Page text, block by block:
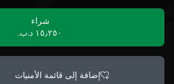
شراء
١٥٫٢٥٠ د.ب.‏
إضافة إلى قائمة الأمنيات